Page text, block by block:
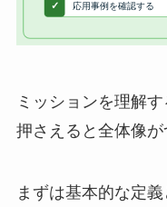
ミッションを理解
押さえると全体像が
まずは基本的な定